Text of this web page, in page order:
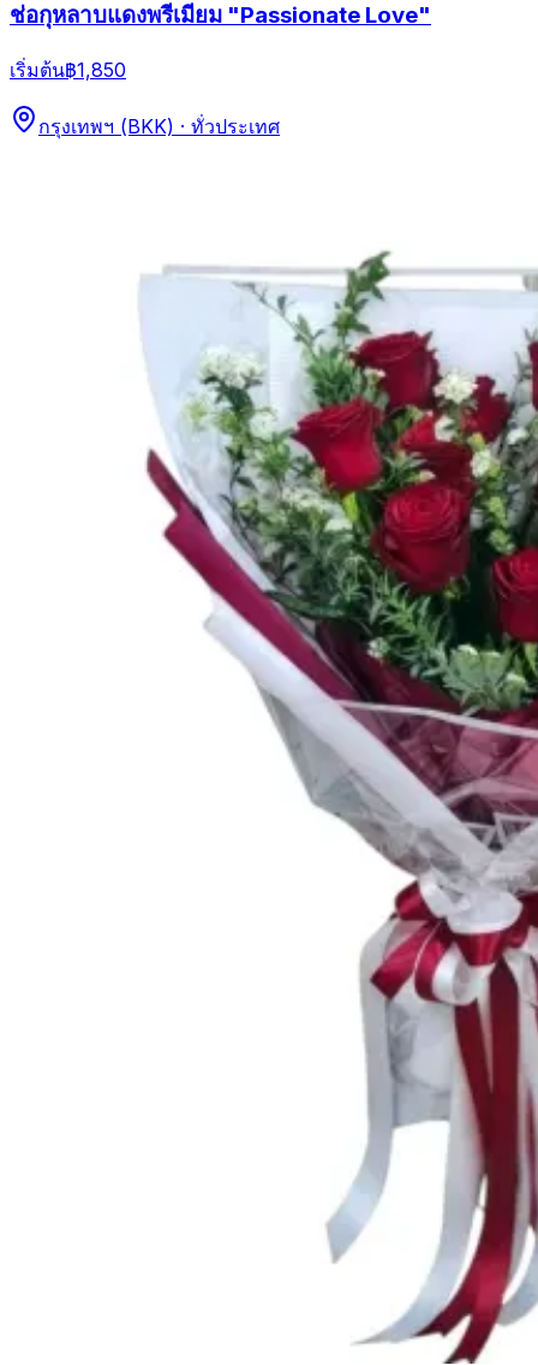
ช่อกุหลาบแดงพรีเมียม "Passionate Love"
เริ่มต้น฿1,850
กรุงเทพฯ (BKK) · ทั่วประเทศ